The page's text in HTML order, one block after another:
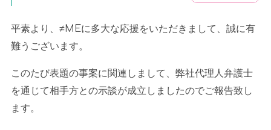
平素より、≠MEに多大な応援をいただきまして、誠に有
難うございます。
このたび表題の事案に関連しまして、弊社代理人弁護士
を通じて相手方との示談が成立しましたのでご報告致し
ます。